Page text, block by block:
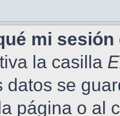
mi
la casilla
datos se
página o al